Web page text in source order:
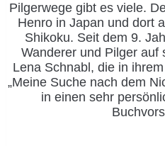
Pilgerwege gibt es viele.
Henro in Japan und dort
Shikoku. Seit dem 9.
Wanderer und Pilger auf
Lena Schnabl, die in
„Meine Suche nach dem
in einen sehr